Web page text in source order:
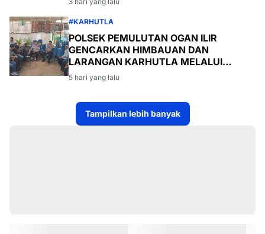
#KARHUTLA
POLSEK PEMULUTAN OGAN ILIR
GENCARKAN HIMBAUAN DAN
LARANGAN KARHUTLA MELALUI
PROGRAM TSKD (TOURING SAMBANG
KE DESA-DESA
5 hari yang lalu
Tampilkan lebih banyak